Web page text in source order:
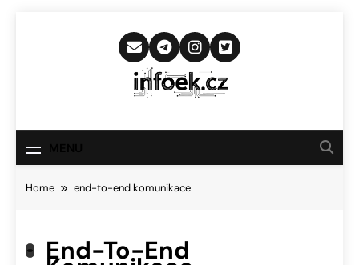
Infoek.cz
Novinkám
Home end-to-end komunikace
End-To-End